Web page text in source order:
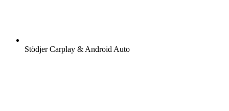
Stödjer Carplay & Android Auto